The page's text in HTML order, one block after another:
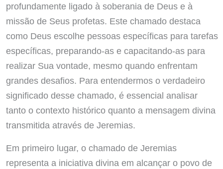
profundamente ligado à soberania de Deus e à
missão de Seus profetas. Este chamado destaca
como Deus escolhe pessoas específicas para tarefas
específicas, preparando-as e capacitando-as para
realizar Sua vontade, mesmo quando enfrentam
grandes desafios. Para entendermos o verdadeiro
significado desse chamado, é essencial analisar
tanto o contexto histórico quanto a mensagem divina
transmitida através de Jeremias.
Em primeiro lugar, o chamado de Jeremias
representa a iniciativa divina em alcançar o povo de